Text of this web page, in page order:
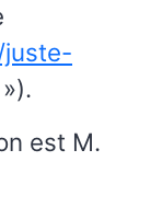
»).
est M.